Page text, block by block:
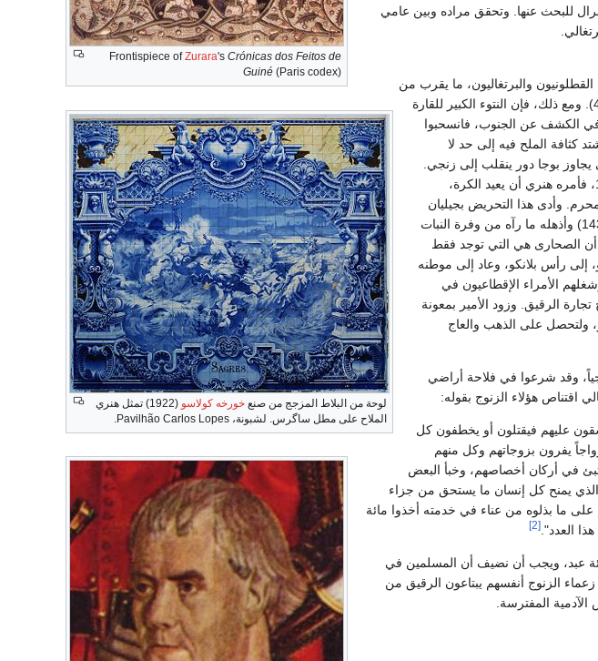
Frontispiece ofZurara's Crónicas dos Feitos de
Guiné (Paris codex)
لوحة من البلاط المزجج من صنع خورخه كولاسو
(1922) تمثل هنري
الملاح على مطل ساگرس. لشبونة، Pavilhão Carlos Lopes.
1351، فأرسل جنزالو كابرال للبحث عنها. وتحقق مراده وبين عامي
والبرتغاليون، ما يقرب من
تسعمائة ميل على طول الساحل الغربي إلى بوجا دور (1341- 46). ومع ذلك، فإن النتوء الكبير للقارة
في الكشف عن الجنوب، فانسحبوا
كثافة الملح فيه إلى حد لا
بوجا دور ينقلب إلى زنجي.
ولقد رجع القبطان جيليان إلى سامبرس بأعذار مشابهة عام 1433، فأمره هنري أن يعيد الكرة،
وأدى هذا التحريض بجيليان
إلى أن يصل إلى مسافة تبعد مائة وخمسين ميلا عن بوجادرو (1435) وأذهله ما رآه من وفرة النبات
أن الصحارى هي التي توجد فقط
رأس بلانكو، وعاد إلى موطنه
الأمراء الإقطاعيون في
الرقيق. وزود الأمير بمعونة
ولتحصل على الذهب والعاج
وستون زنجياً، وقد شرعوا في فلاحة أراضي
اقتناص هؤلاء الزنوج بقوله:
عليهم فيقتلون أو يخطفون كل
يفرون بزوجاتهم وكل منهم
في أركان أخصاصهم، وخبأ البعض
يمنح كل إنسان ما يستحق من جزاء
على ما بذلوه من عناء في خدمته أخذوا مائة
العدد".[2]
وتسعمائة عبد، ويجب أن نضيف أن المسلمين في
الزنوج أنفسهم يبتاعون الرقيق من
الآدمية المفترسة.